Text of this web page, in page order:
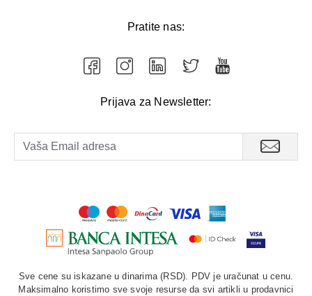
Pratite nas:
Prijava za Newsletter:
Sve cene su iskazane u dinarima (RSD). PDV je uračunat u cenu.
Maksimalno koristimo sve svoje resurse da svi artikli u prodavnici